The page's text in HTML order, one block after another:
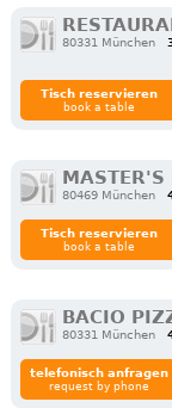
80331 München
Tisch reservieren
book a table
MASTER'S
80469 München
Tisch reservieren
book a table
BACIO
80331 München
telefonisch anfragen
request by phone